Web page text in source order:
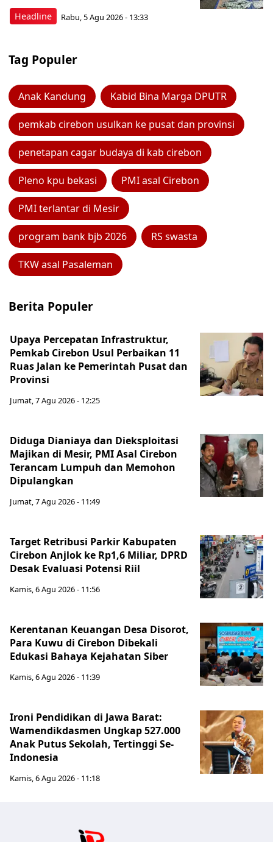
Headline Rabu, 5 Agu 2026 - 13:33
Tag Populer
Anak Kandung Kabid Bina Marga DPUTR
pemkab cirebon usulkan ke pusat dan provinsi
penetapan cagar budaya di kab cirebon
Pleno kpu bekasi PMI asal Cirebon
PMI terlantar di Mesir
program bank bjb 2026 RS swasta
TKW asal Pasaleman
Berita Populer
Upaya Percepatan Infrastruktur,
Pemkab Cirebon Usul Perbaikan 11
Ruas Jalan ke Pemerintah Pusat dan
Provinsi
Jumat, 7 Agu 2026 - 12:25
Diduga Dianiaya dan Dieksploitasi
Majikan di Mesir, PMI Asal Cirebon
Terancam Lumpuh dan Memohon
Dipulangkan
Jumat, 7 Agu 2026 - 11:49
Target Retribusi Parkir Kabupaten
Cirebon Anjlok ke Rp1,6 Miliar, DPRD
Desak Evaluasi Potensi Riil
Kamis, 6 Agu 2026 - 11:56
Kerentanan Keuangan Desa Disorot,
Para Kuwu di Cirebon Dibekali
Edukasi Bahaya Kejahatan Siber
Kamis, 6 Agu 2026 - 11:39
Ironi Pendidikan di Jawa Barat:
Wamendikdasmen Ungkap 527.000
Anak Putus Sekolah, Tertinggi Se-
Indonesia
Kamis, 6 Agu 2026 - 11:18